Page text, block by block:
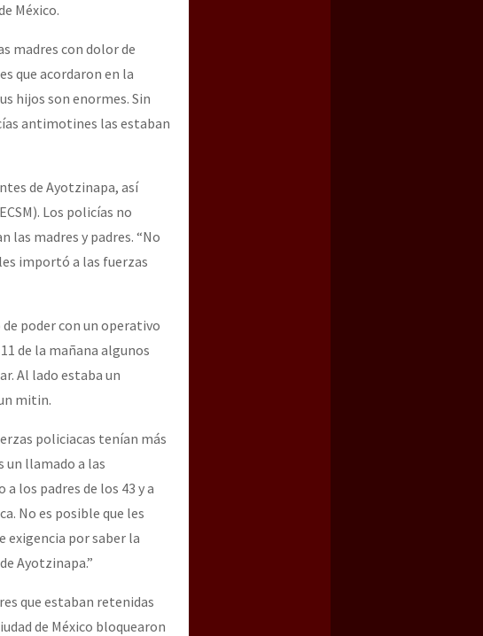
México.
madres con dolor de
que acordaron en la
hijos son enormes. Sin
antimotines las estaban
de Ayotzinapa, así
Los policías no
madres y padres. “No
importó a las fuerzas
poder con un operativo
de la mañana algunos
Al lado estaba un
mitin.
policiacas tenían más
un llamado a las
los padres de los 43 y a
No es posible que les
exigencia por saber la
Ayotzinapa.”
que estaban retenidas
de México bloquearon